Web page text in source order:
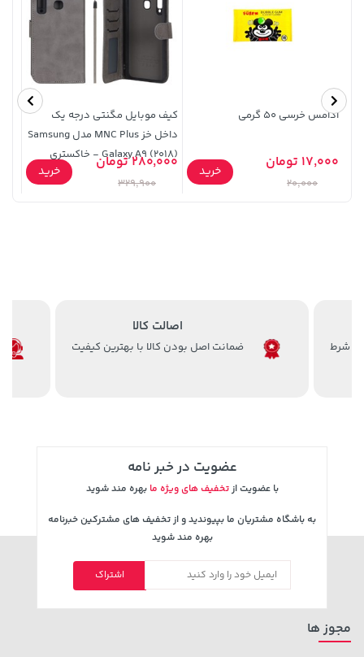
3,079,000 تومان
4,079,000
100,000 تومان
2,729,000 تومان
خرید 27,580,000 تومان
آدامس خرسی 50 گرمی
17,000 تومان
20,000
خرید
کیف موبایل مگنتی درجه یک
داخل خز MNC Plus مدل Samsung
Galaxy A9 (2018) - خاکستری
280,000 تومان
329,900
خرید
اصالت کالا
ضمانت اصل بودن کالا با بهترین کیفیت
عضویت در خبر نامه
با عضویت ازتخفیف های ویژه ما بهره مند شوید
به باشگاه مشتریان ما بپیوندید و از تخفیف های مشترکین خبرنامه
بهره مند شوید
اشتراک
مجوز ها